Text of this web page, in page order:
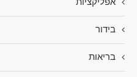
בידור
בריאות